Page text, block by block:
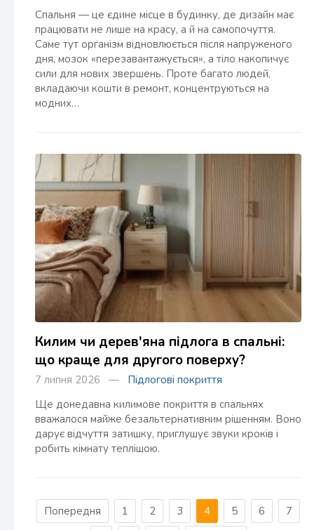
Спальня — це єдине місце в будинку, де дизайн має
працювати не лише на красу, а й на самопочуття.
Саме тут організм відновлюється після напруженого
дня, мозок «перезавантажується», а тіло накопичує
сили для нових звершень. Проте багато людей,
вкладаючи кошти в ремонт, концентруються на
модних…
Килим чи дерев'яна підлога в спальні:
що краще для другого поверху?
7 липня 2026 — Підлогові покриття
Ще донедавна килимове покриття в спальнях
вважалося майже безальтернативним рішенням. Воно
дарує відчуття затишку, приглушує звуки кроків і
робить кімнату теплішою.
Попередня 1 2 3 4 5 6
7